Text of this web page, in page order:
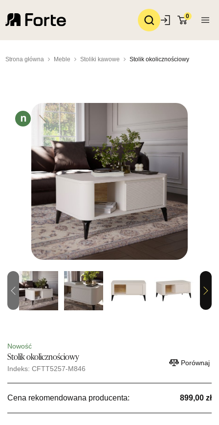
0
Strona główna Meble Stoliki kawowe Stolik okolicznościowy
Previous Next
Nowość
Stolik okolicznościowy
Indeks: CFTT5257-M846
Porównaj
Cena rekomendowana producenta: 899,00 zł